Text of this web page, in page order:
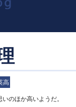
高
のほか高いようだ。